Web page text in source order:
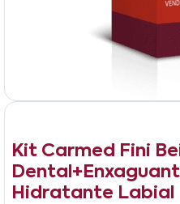
Kit Carmed Fini
Hidratante Labial